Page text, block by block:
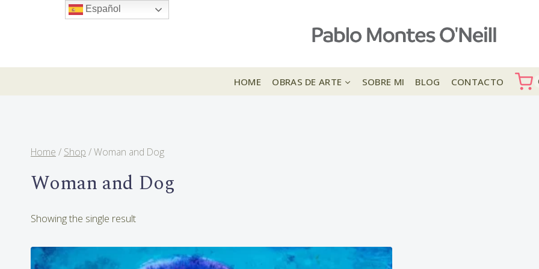
HOME OBRAS DE ARTE SOBRE MI BLOG CONTACTO
Home / Shop /Woman and Dog
Woman and Dog
Showing the single result
Español